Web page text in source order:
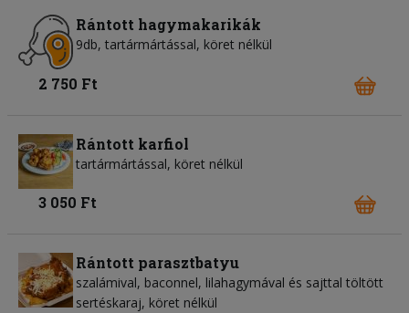
Rántott hagymakarikák
9db, tartármártással, köret nélkül
2 750 Ft
Rántott karfiol
tartármártással, köret nélkül
3 050 Ft
Rántott parasztbatyu
szalámival, baconnel, lilahagymával és sajttal töltött
sertéskaraj, köret nélkül